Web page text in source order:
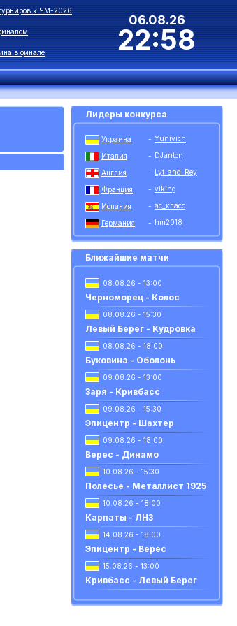
к ЧМ-2026
в финале
06.08.26
22:58
Лидеры конкурса
Украина - Yunivich
Италия - DJanton
Англия - Lyt_and_Rey
Франция - viking
Испания - ас_класс
Германия - hm2018
Ближайшие матчи
08.08.26 - 13:00
Черноморец - Колос
08.08.26 - 15:30
Левый Берег - Кудровка
08.08.26 - 18:00
Буковина - Оболонь
09.08.26 - 13:00
Заря - Кривбасс
09.08.26 - 15:30
Эпицентр - Шахтер
09.08.26 - 18:00
Верес - Динамо
10.08.26 - 15:30
Полесье - Металлист 1925
10.08.26 - 18:00
Карпаты - ЛНЗ
14.08.26 - 18:00
Эпицентр - Верес
15.08.26 - 13:00
Кривбасс - Левый Берег